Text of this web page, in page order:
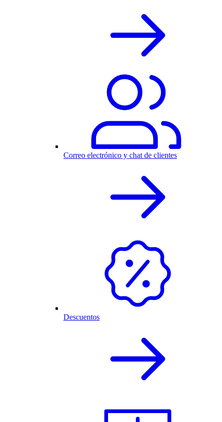
Correo electrónico y chat de clientes
Descuentos